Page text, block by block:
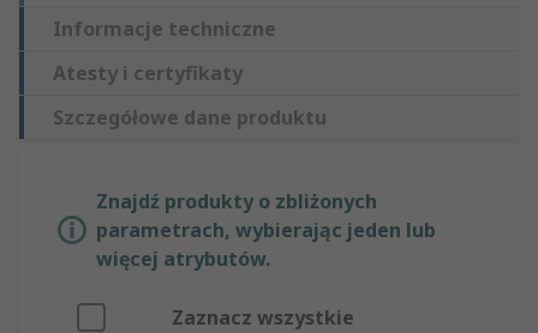
Informacje techniczne
Atesty i certyfikaty
Szczegółowe dane produktu
Znajdź produkty o zbliżonych
parametrach, wybierając jeden lub
więcej atrybutów.
Zaznacz wszystkie